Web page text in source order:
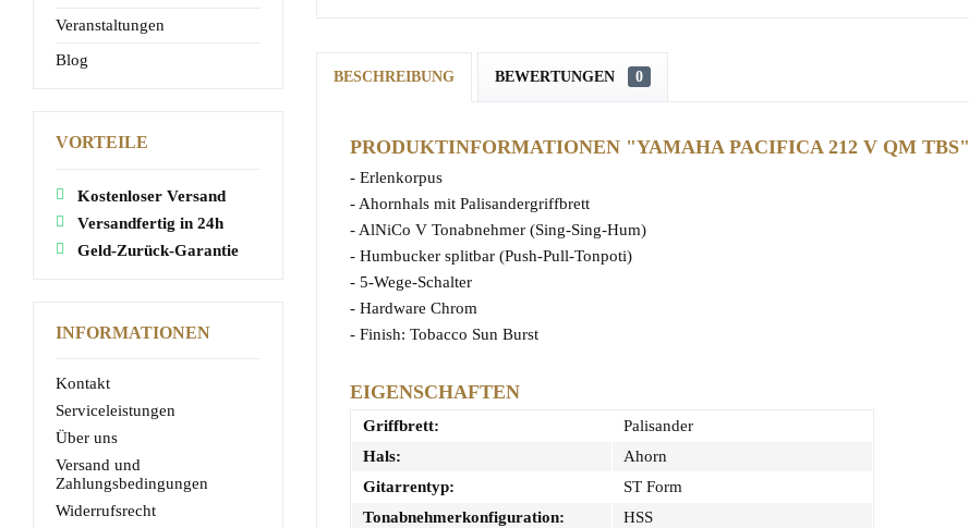
Veranstaltungen
Blog
VORTEILE
Kostenloser Versand
Versandfertig in 24h
Geld-Zurück-Garantie
INFORMATIONEN
Kontakt
Serviceleistungen
Über uns
Versand und
Zahlungsbedingungen
Widerrufsrecht
BESCHREIBUNG BEWERTUNGEN 0
PRODUKTINFORMATIONEN "YAMAHA PACIFICA 212 V QM TBS"
- Erlenkorpus
- Ahornhals mit Palisandergriffbrett
- AlNiCo V Tonabnehmer (Sing-Sing-Hum)
- Humbucker splitbar (Push-Pull-Tonpoti)
- 5-Wege-Schalter
- Hardware Chrom
- Finish: Tobacco Sun Burst
EIGENSCHAFTEN
Griffbrett:
Palisander
Hals:
Ahorn
Gitarrentyp:
ST Form
Tonabnehmerkonfiguration:
HSS